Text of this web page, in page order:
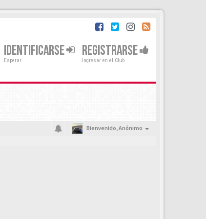
IDENTIFICARSE
Esperar
REGISTRARSE
Ingresar en el Club
Bienvenido,Anónimo